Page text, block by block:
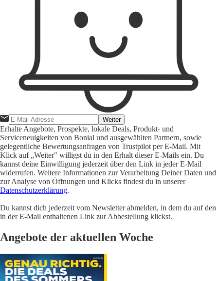
Weiter
Erhalte Angebote, Prospekte, lokale Deals, Produkt- und
Serviceneuigkeiten von Bonial und ausgewählten Partnern, sowie
gelegentliche Bewertungsanfragen von Trustpilot per E-Mail. Mit
Klick auf „Weiter" willigst du in den Erhalt dieser E-Mails ein. Du
kannst deine Einwilligung jederzeit über den Link in jeder E-Mail
widerrufen. Weitere Informationen zur Verarbeitung Deiner Daten und
zur Analyse von Öffnungen und Klicks findest du in unserer
Datenschutzerklärung.
Du kannst dich jederzeit vom Newsletter abmelden, in dem du auf den
in der E-Mail enthaltenen Link zur Abbestellung klickst.
Angebote der aktuellen Woche